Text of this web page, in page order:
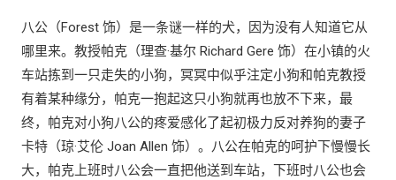
八公（Forest 饰）是一条谜一样的犬，因为没有人知道它从
哪里来。教授帕克（理查·基尔 Richard Gere 饰）在小镇的火
车站拣到一只走失的小狗，冥冥中似乎注定小狗和帕克教授
有着某种缘分，帕克一抱起这只小狗就再也放不下来，最
终，帕克对小狗八公的疼爱感化了起初极力反对养狗的妻子
卡特（琼·艾伦 Joan Allen 饰）。八公在帕克的呵护下慢慢长
大，帕克上班时八公会一直把他送到车站，下班时八公也会